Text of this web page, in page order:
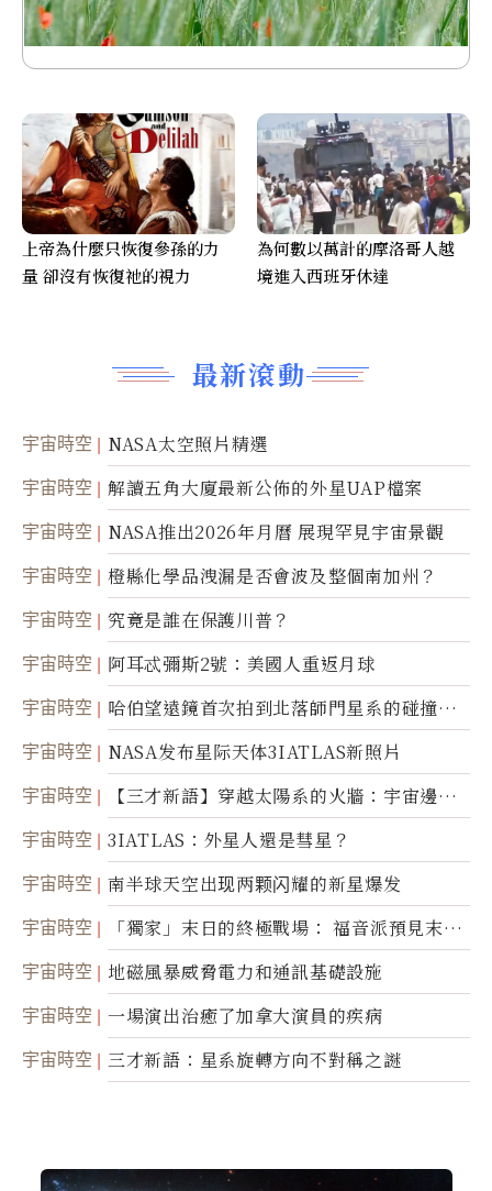
最新滾動
宇宙時空 NASA太空照片精選
宇宙時空 解讀五角大廈最新公佈的外星UAP檔案
宇宙時空 NASA推出2026年月曆 展現罕見宇宙景觀
宇宙時空 橙縣化學品洩漏是否會波及整個南加州？
宇宙時空 究竟是誰在保護川普？
宇宙時空 阿耳忒彌斯2號：美國人重返月球
宇宙時空
哈伯望遠鏡首次拍到北落師門星系的碰撞與
爆炸
宇宙時空 NASA发布星际天体3IATLAS新照片
宇宙時空
【三才新語】穿越太陽系的火牆：宇宙邊界
新啟示
宇宙時空 3IATLAS：外星人還是彗星？
宇宙時空 南半球天空出现两颗闪耀的新星爆发
宇宙時空
「獨家」末日的終極戰場： 福音派預見末
世；希臘僧侶預言以色列的攻擊
宇宙時空 地磁風暴威脅電力和通訊基礎設施
宇宙時空 一場演出治癒了加拿大演員的疾病
宇宙時空 三才新語：星系旋轉方向不對稱之謎
上帝為什麼只恢復參孫的力
量 卻沒有恢復祂的視力
為何數以萬計的摩洛哥人越
境進入西班牙休達